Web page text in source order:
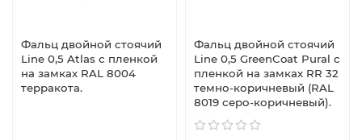
Фальц двойной стоячий
Line 0,5 Atlas с пленкой
на замках RAL 8004
терракота.
Фальц двойной стоячий
Line 0,5 GreenCoat Pural с
пленкой на замках RR 32
темно-коричневый (RAL
8019 серо-коричневый).